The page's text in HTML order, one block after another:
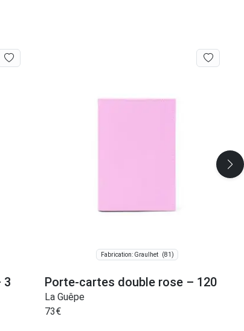
3
Fabrication: Graulhet (81)
Porte-cartes double rose – 120
La Guêpe
73€